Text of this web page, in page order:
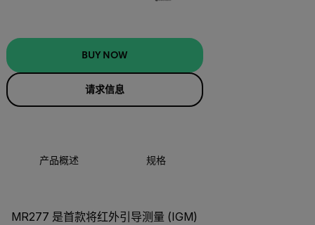
BUY NOW
请求信息
产品概述 规格
MR277 是首款将红外引导测量 (IGM)